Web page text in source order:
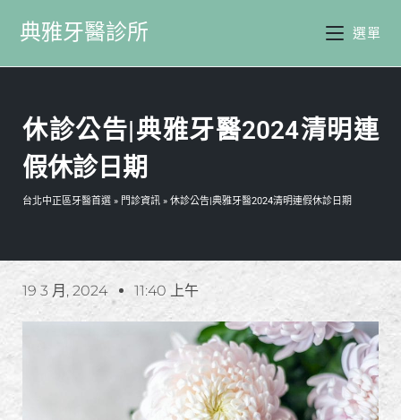
典雅牙醫診所 選單
休診公告|典雅牙醫2024清明連
假休診日期
台北中正區牙醫首選 » 門診資訊 » 休診公告|典雅牙醫2024清明連假休診日期
19 3 月, 2024 11:40 上午